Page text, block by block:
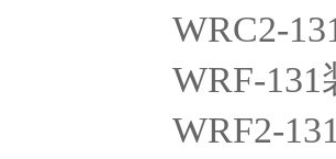
WRC2-
WRF-131
WRF2-